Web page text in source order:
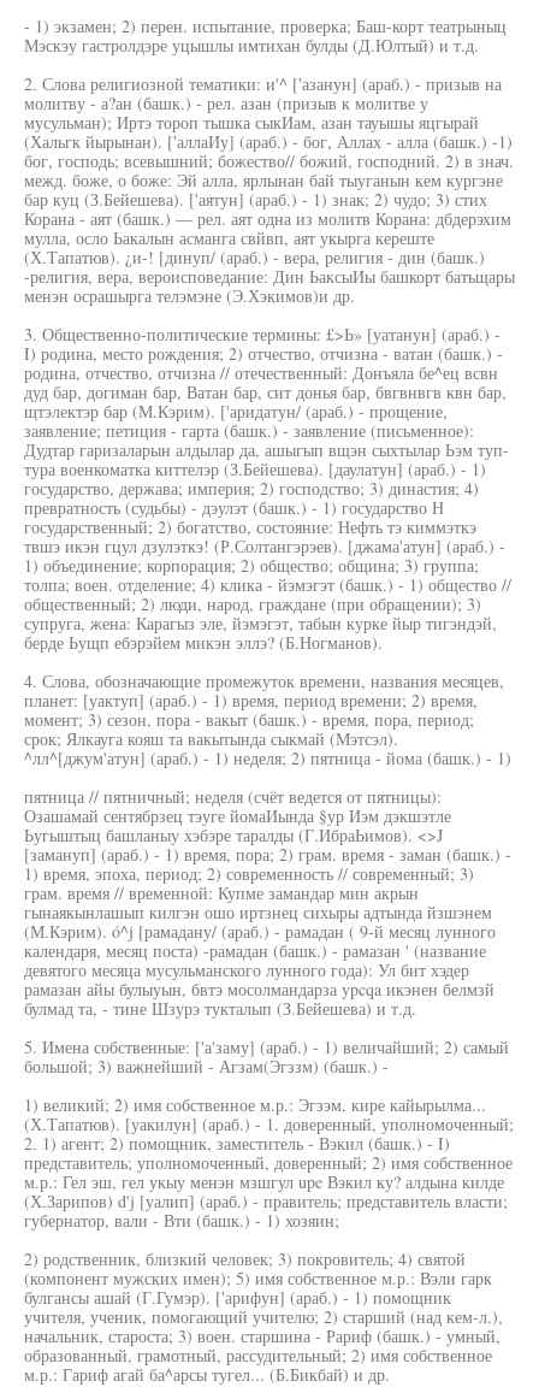
- 1) экзамен; 2) перен. испытание, проверка; Баш-корт театрыныц
Мэскэу гастролдэре уцышлы имтихан булды (Д.Юлтый) и т.д.
2. Слова религиозной тематики: и'^ ['азанун] (араб.) - призыв на
молитву - а?ан (башк.) - рел. азан (призыв к молитве у
мусульман); Иртэ тороп тышка сыкИам, азан тауышы яцгырай
(Хальгк йырынан). ['аллаИу] (араб.) - бог, Аллах - алла (башк.) -1)
бог, господь; всевышний; божество// божий, господний. 2) в знач.
межд. боже, о боже: Эй алла, ярлынан бай тыуганын кем кургэне
бар куц (З.Бейешева). ['аятун] (араб.) - 1) знак; 2) чудо; 3) стих
Корана - аят (башк.) — рел. аят одна из молитв Корана: дбдерэхим
мулла, осло Ьакалын асманга свйвп, аят укырга кереште
(Х.Тапатюв). ¿и-! [динуп/ (араб.) - вера, религия - дин (башк.)
-религия, вера, вероисповедание: Дин ЬаксыИы башкорт батьщары
менэн осрашырга телэмэне (Э.Хэкимов)и др.
3. Общественно-политические термины: £>Ь» [уатанун] (араб.) -
I) родина, место рождения; 2) отчество, отчизна - ватан (башк.) -
родина, отчество, отчизна // отечественный: Донъяла бе^ец всвн
дуд бар, догиман бар, Ватан бар, сит донья бар, бвгвнвгв квн бар,
щтэлектэр бар (М.Кэрим). ['аридатун/ (араб.) - прощение,
заявление; петиция - гарта (башк.) - заявление (письменное):
Дудтар гаризаларын алдылар да, ашыгып вщэн сыхтылар Ьэм туп-
тура военкоматка киттелэр (З.Бейешева). [даулатун] (араб.) - 1)
государство, держава; империя; 2) господство; 3) династия; 4)
превратность (судьбы) - дэулэт (башк.) - 1) государство Н
государственный; 2) богатство, состояние: Нефть тэ киммэткэ
твшэ икэн гцул дзулэткэ! (Р.Солтангэрэев). [джама'атун] (араб.) -
1) объединение; корпорация; 2) общество; община; 3) группа;
толпа; воен. отделение; 4) клика - йэмэгэт (башк.) - 1) общество //
общественный; 2) люди, народ, граждане (при обращении); 3)
супруга, жена: Карагыз эле, йэмэгэт, табын курке йыр тигэндэй,
берде Ьущп ебэрэйем микэн эллэ? (Б.Ногманов).
4. Слова, обозначающие промежуток времени, названия месяцев,
планет: [уактуп] (араб.) - 1) время, период времени; 2) время,
момент; 3) сезон, пора - вакыт (башк.) - время, пора, период;
срок; Ялкауга кояш та вакытында сыкмай (Мэтсэл).
^лл^[джум'атун] (араб.) - 1) неделя; 2) пятница - йома (башк.) - 1)
пятница // пятничный; неделя (счёт ведется от пятницы):
Озашамай сентябрзец тэуге йомаИында §ур Иэм дэкшэтле
Ьугыштыц башланыу хэбэре таралды (Г.ИбраЬимов). <>J
[замануп] (араб.) - 1) время, пора; 2) грам. время - заман (башк.) -
1) время, эпоха, период; 2) современность // современный; 3)
грам. время // временной: Купме замандар мин акрын
гынаякынлашып килгэн ошо иртзнец сихыры адтында йзшэнем
(М.Кэрим). ó^j [рамадану/ (араб.) - рамадан ( 9-й месяц лунного
календаря, месяц поста) -рамадан (башк.) - рамазан ' (название
девятого месяца мусульманского лунного года): Ул бит хэдер
рамазан айы булыуын, бвтэ мосолмандарза ypcqa икэнен белмзй
булмад та, - тине Шзурэ тукталып (З.Бейешева) и т.д.
5. Имена собственные: ['а'заму] (араб.) - 1) величайший; 2) самый
большой; 3) важнейший - Агзам(Эгззм) (башк.) -
1) великий; 2) имя собственное м.р.: Эгзэм, кире кайырылма...
(Х.Тапатюв). [уакилун] (араб.) - 1. доверенный, уполномоченный;
2. 1) агент; 2) помощник, заместитель - Вэкил (башк.) - I)
представитель; уполномоченный, доверенный; 2) имя собственное
м.р.: Гел эш, гел укыу менэн мзшгул upe Вэкил ку? алдына килде
(Х.Зарипов) d'j [уалип] (араб.) - правитель; представитель власти;
губернатор, вали - Вти (башк.) - 1) хозяин;
2) родственник, близкий человек; 3) покровитель; 4) святой
(компонент мужских имен); 5) имя собственное м.р.: Вэли гарк
булгансы ашай (Г.Гумэр). ['арифун] (араб.) - 1) помощник
учителя, ученик, помогающий учителю; 2) старший (над кем-л.),
начальник, староста; 3) воен. старшина - Рариф (башк.) - умный,
образованный, грамотный, рассудительный; 2) имя собственное
м.р.: Гариф агай ба^арсы тугел... (Б.Бикбай) и др.